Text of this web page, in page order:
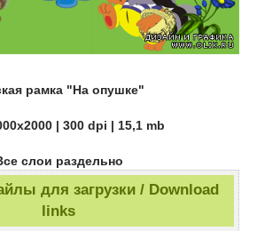
рамка "На опушке"
| 300 dpi | 15,1 mb
слои раздельно
для загрузки / Download
links